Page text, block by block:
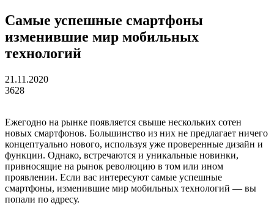
Самые успешные смартфоны
изменившие мир мобильных
технологий
21.11.2020
3628
Ежегодно на рынке появляется свыше нескольких сотен
новых смартфонов. Большинство из них не предлагает ничего
концептуально нового, используя уже проверенные дизайн и
функции. Однако, встречаются и уникальные новинки,
привносящие на рынок революцию в том или ином
проявлении. Если вас интересуют самые успешные
смартфоны, изменившие мир мобильных технологий — вы
попали по адресу.